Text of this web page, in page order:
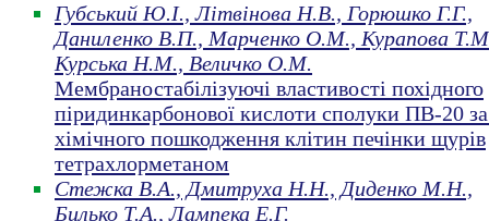
Губський Ю.І., Літвінова Н.В., Горюшко Г.Г.,
Даниленко В.П., Марченко О.М., Курапова
Курська Н.М., Величко О.М.
Мембраностабілізуючі властивості похідного
піридинкарбонової кислоти сполуки ПВ-20
хімічного пошкодження клітин печінки щурів
тетрахлорметаном
Стежка В.А., Дмитруха Н.Н., Диденко М.Н.,
Билько Т.А., Лампека Е.Г.